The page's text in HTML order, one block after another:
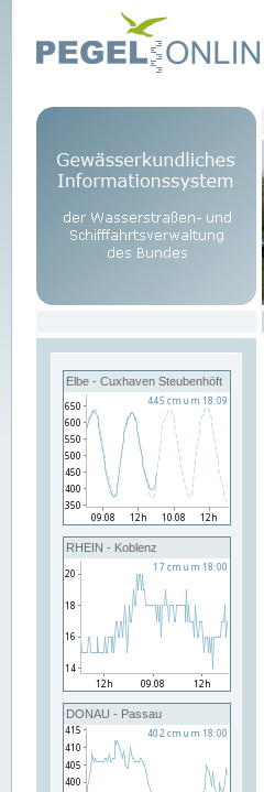
Elbe - Cuxhaven Steubenhöft
RHEIN - Koblenz
DONAU - Passau